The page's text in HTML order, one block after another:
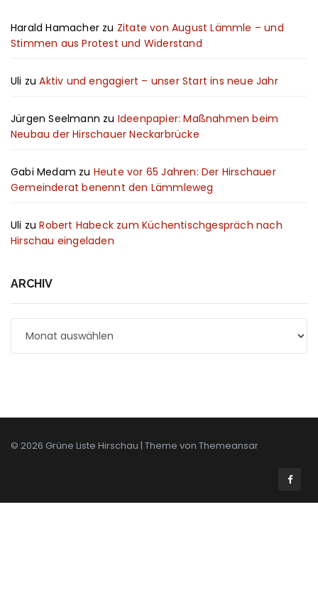
Harald Hamacher zu Zitate von August Lämmle – und
Stimmen aus Protest und Widerstand
Uli zuAktiv und engagiert – unser Start ins neue Jahr
Jürgen Seelmann zu Ideenpapier: Maßnahmen beim
Neubau der Hirschauer Neckarbrücke
Gabi Medam zu Heute vor 65 Jahren: Der Hirschauer
Gemeinderat benennt den Lämmleweg
Uli zuRobert Habeck zum Küchentischgespräch nach
Hirschau eingeladen
ARCHIV
© 2026 Grüne Liste Hirschau | Theme von Themeansar